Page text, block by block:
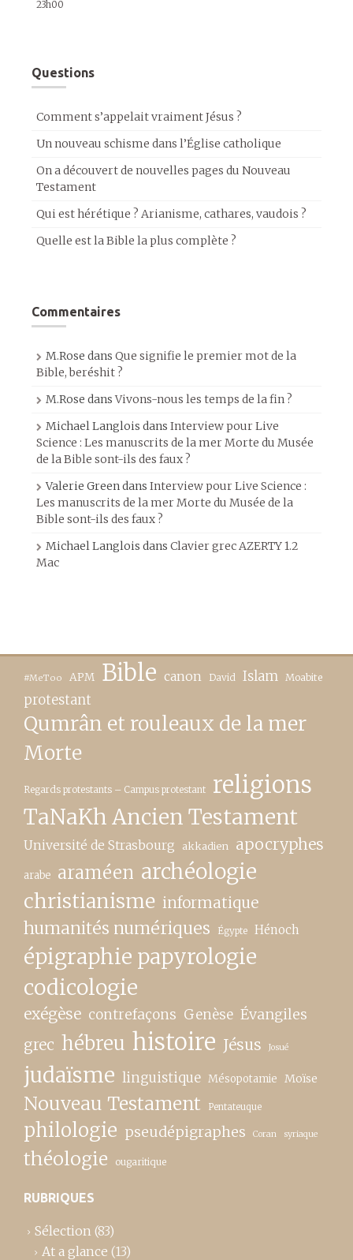
23h00
Questions
Comment s’appelait vraiment Jésus ?
Un nouveau schisme dans l’Église catholique
On a découvert de nouvelles pages du Nouveau
Testament
Qui est hérétique ? Arianisme, cathares, vaudois ?
Quelle est la Bible la plus complète ?
Commentaires
M.Rose dans Que signifie le premier mot de la
Bible, beréshit ?
M.Rose dansVivons-nous les temps de la fin ?
Michael Langlois dans Interview pour Live
Science : Les manuscrits de la mer Morte du Musée
de la Bible sont-ils des faux ?
Valerie Greendans Interview pour Live Science :
Les manuscrits de la mer Morte du Musée de la
Bible sont-ils des faux ?
Michael Langlois dans Clavier grec AZERTY 1.2
Mac
#MeToo APM Bible canon David Islam Moabite
protestant
Qumrân et rouleaux de la mer
Morte
Regards protestants – Campus protestant religions
TaNaKh Ancien Testament
Université de Strasbourg akkadien apocryphes
arabe araméen archéologie
christianisme informatique
humanités numériques Égypte Hénoch
épigraphie papyrologie
codicologie
exégèse contrefaçons Genèse Évangiles
grec hébreu histoire Jésus Josué
judaïsme linguistique Mésopotamie Moïse
Nouveau Testament Pentateuque
philologie pseudépigraphes Coran syriaque
théologie ougaritique
RUBRIQUES
Sélection (83)
At a glance (13)